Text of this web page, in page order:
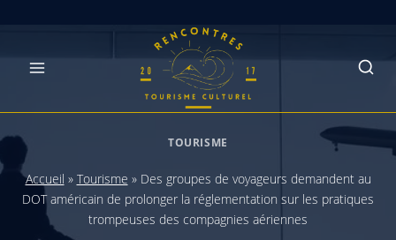
TOURISME
Accueil » Tourisme » Des groupes de voyageurs demandent au
DOT américain de prolonger la réglementation sur les pratiques
trompeuses des compagnies aériennes